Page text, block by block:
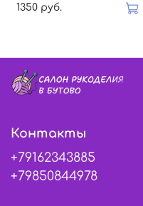
1350 руб.
Контакты
+79162343885
+79850844978